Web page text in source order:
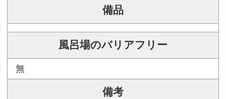
備品
風呂場のバリアフリー
無
備考